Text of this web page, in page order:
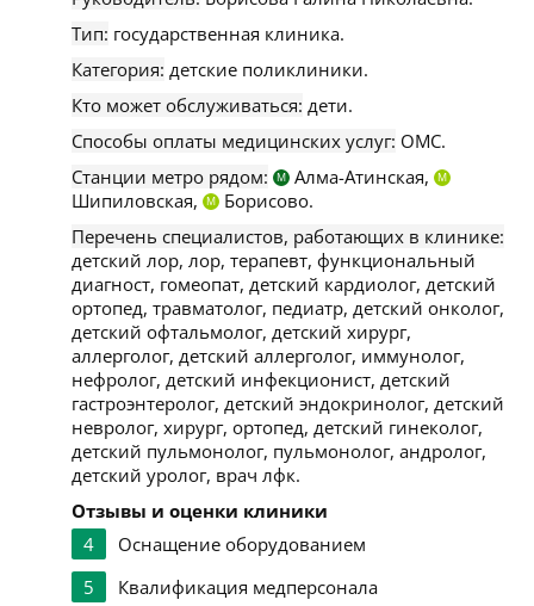
Тип: государственная клиника.
Категория: детские поликлиники.
Кто может обслуживаться: дети.
Способы оплаты медицинских услуг: ОМС.
Станции метро рядом:
М Алма-Атинская, М
Шипиловская, М
Борисово.
Перечень специалистов, работающих в клинике:
детский лор, лор, терапевт, функциональный
диагност, гомеопат, детский кардиолог, детский
ортопед, травматолог, педиатр, детский онколог,
детский офтальмолог, детский хирург,
аллерголог, детский аллерголог, иммунолог,
нефролог, детский инфекционист, детский
гастроэнтеролог, детский эндокринолог, детский
невролог, хирург, ортопед, детский гинеколог,
детский пульмонолог, пульмонолог, андролог,
детский уролог, врач лфк.
Отзывы и оценки клиники
4
Оснащение оборудованием
5
Квалификация медперсонала